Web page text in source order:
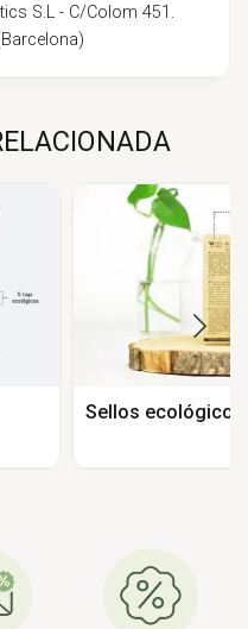
S.L - C/Colom 451.
Sellos